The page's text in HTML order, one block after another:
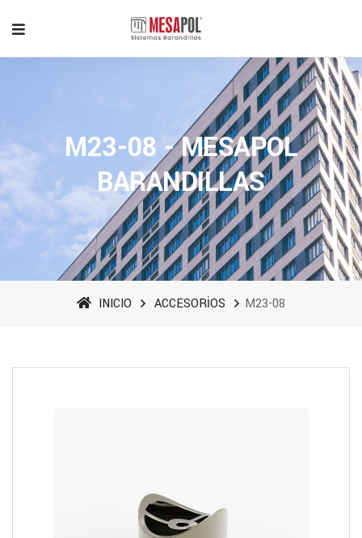
M23-08 - MESAPOL
BARANDILLAS
INICIO ACCESORİOS M23-08